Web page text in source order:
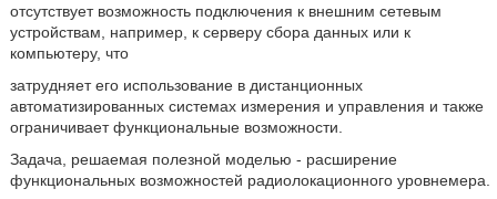
отсутствует возможность подключения к внешним сетевым
устройствам, например, к серверу сбора данных или к
компьютеру, что
затрудняет его использование в дистанционных
автоматизированных системах измерения и управления и также
ограничивает функциональные возможности.
Задача, решаемая полезной моделью - расширение
функциональных возможностей радиолокационного уровнемера.